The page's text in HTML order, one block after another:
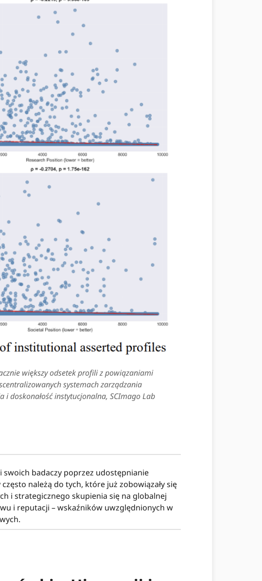
większy odsetek profili z powiązaniami
systemach zarządzania
i doskonałość instytucjonalna, SCImago Lab
badaczy poprzez udostępnianie
należą do tych, które już zobowiązały się
i strategicznego skupienia się na globalnej
i reputacji – wskaźników uwzględnionych w